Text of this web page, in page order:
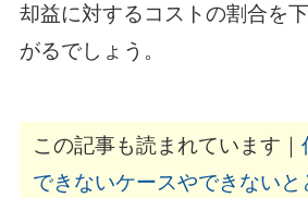
却益に対するコストの割合を
がるでしょう。
この記事も読まれています｜
できないケースやできない